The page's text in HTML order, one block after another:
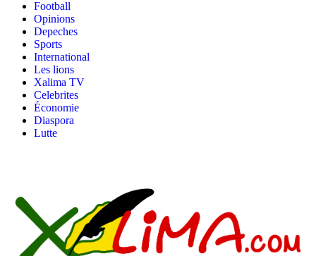
Football
Opinions
Depeches
Sports
International
Les lions
Xalima TV
Celebrites
Économie
Diaspora
Lutte